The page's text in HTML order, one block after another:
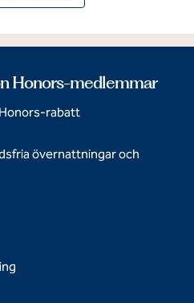
Honors-medlemmar
rabatt
övernattningar och